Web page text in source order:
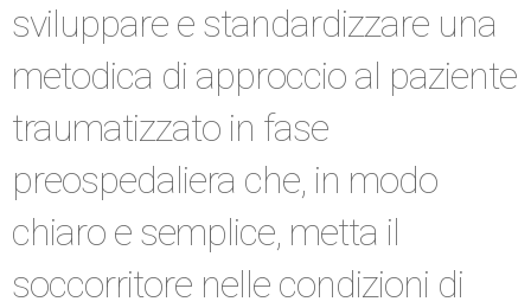
sviluppare e standardizzare una
metodica di approccio al paziente
traumatizzato in fase
preospedaliera che, in modo
chiaro e semplice, metta il
soccorritore nelle condizioni di